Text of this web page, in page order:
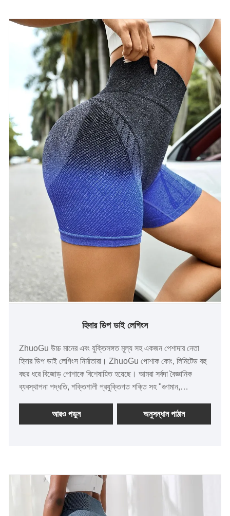
হিদার ডিপ ডাই লেগিংস
ZhuoGu উচ্চ মানের এবং যুক্তিসঙ্গত মূল্য সহ একজন পেশাদার নেতা
হিদার ডিপ ডাই লেগিংস নির্মাতারা। ZhuoGu পোশাক কোং, লিমিটেড বহু
বছর ধরে বিজোড় পোশাকে বিশেষায়িত হয়েছে। আমরা সর্বদা বৈজ্ঞানিক
ব্যবস্থাপনা পদ্ধতি, শক্তিশালী প্রযুক্তিগত শক্তি সহ "গুণমান,
সাথে খাপ খাইয়ে, ব্যাপক উন্নয়ন, সকল স্তরের বন্ধুদের পরিদর্শন করতে
আসাকে স্বাগত জানাই, নির্দেশিকা এবং ব্যবসায়িক আলোচনা।
আরও পড়ুন অনুসন্ধান পাঠান